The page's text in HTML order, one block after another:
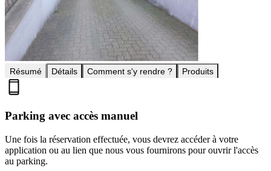
Résumé Détails Comment s'y rendre ? Produits
Parking avec accès manuel
Une fois la réservation effectuée, vous devrez accéder à votre
application ou au lien que nous vous fournirons pour ouvrir l'accès
au parking.